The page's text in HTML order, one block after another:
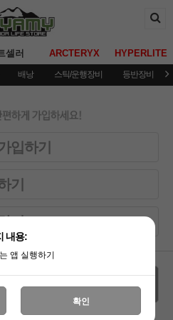
셀러 ARCTERYX HYPERLITE
배낭 스틱/운행장비 등반장비
입하기
기
기
원가입
우 일반 회원가입을 통해
내용:
앱 실행하기
확인